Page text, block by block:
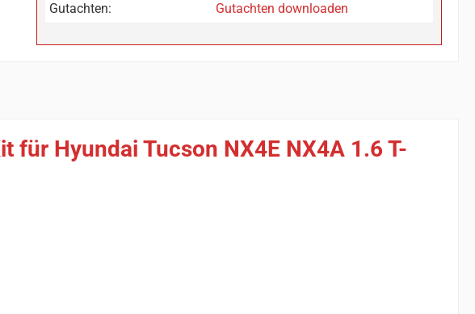
Gutachten:
Gutachten downloaden
Hyundai Tucson NX4E NX4A 1.6 T-